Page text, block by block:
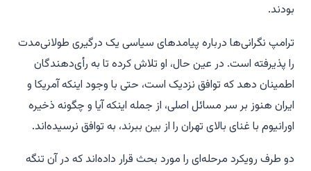
بودند.
ترامپ نگرانی‌ها درباره پیامدهای سیاسی یک درگیری طولانی‌مدت
را پذیرفته است. در عین حال، او تلاش کرده تا به رأی‌دهندگان
اطمینان دهد که توافق نزدیک است، حتی با وجود اینکه آمریکا و
ایران هنوز بر سر مسائل اصلی، از جمله اینکه آیا و چگونه ذخیره
اورانیوم با غنای بالای تهران را از بین ببرند، به توافق نرسیده‌اند.
دو طرف رویکرد مرحله‌ای را مورد بحث قرار داده‌اند که در آن تنگه